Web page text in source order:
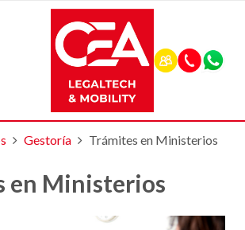
Gestoría Trámites en Ministerios
en Ministerios